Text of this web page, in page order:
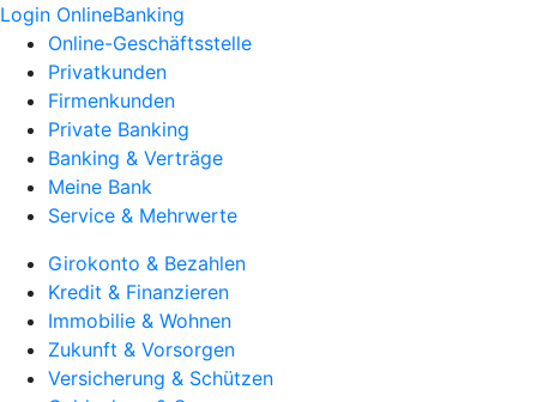
Login OnlineBanking
Online-Geschäftsstelle
Privatkunden
Firmenkunden
Private Banking
Banking & Verträge
Meine Bank
Service & Mehrwerte
Girokonto & Bezahlen
Kredit & Finanzieren
Immobilie & Wohnen
Zukunft & Vorsorgen
Versicherung & Schützen